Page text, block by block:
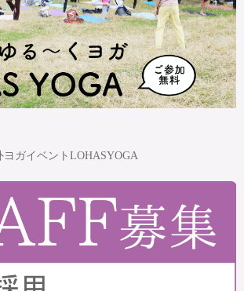
ヨガイベントLOHASYOGA